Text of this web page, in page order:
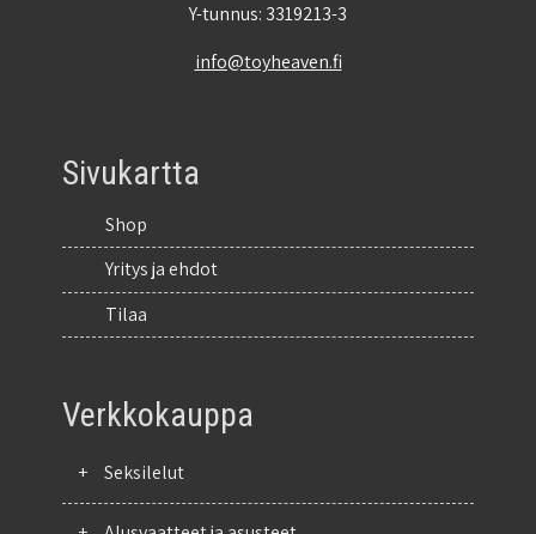
Y-tunnus: 3319213-3
info@toyheaven.fi
Sivukartta
Shop
Yritys ja ehdot
Tilaa
Verkkokauppa
+ Seksilelut